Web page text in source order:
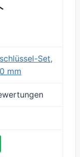
Set,
mm